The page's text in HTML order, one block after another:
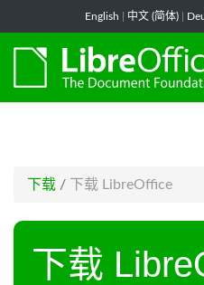
English 中文 (简体)
下载 / 下载 LibreOffice
下载